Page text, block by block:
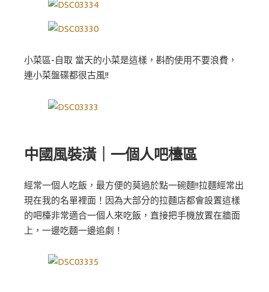
小菜區-自取 當天的小菜是這樣，斟酌使用不要浪費，
連小菜盤碟都很古風!!
中國風裝潢｜一個人吧檯區
經常一個人吃飯，最方便的莫過於點一碗麵!!拉麵經常出
現在我的名單裡面！因為大部分的拉麵店都會設置這樣
的吧檯非常適合一個人來吃飯，直接把手機放置在牆面
上，一邊吃麵一邊追劇！